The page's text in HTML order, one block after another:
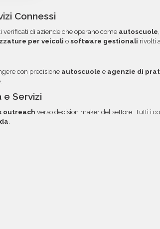
file e
opzione.
Connessi
verificati di aziende che operano come autoscuole
per veicoli o software gestionali rivolti
con precisione autoscuole e agenzie di
Servizi
outreach verso decision maker del settore. Tutti i
.